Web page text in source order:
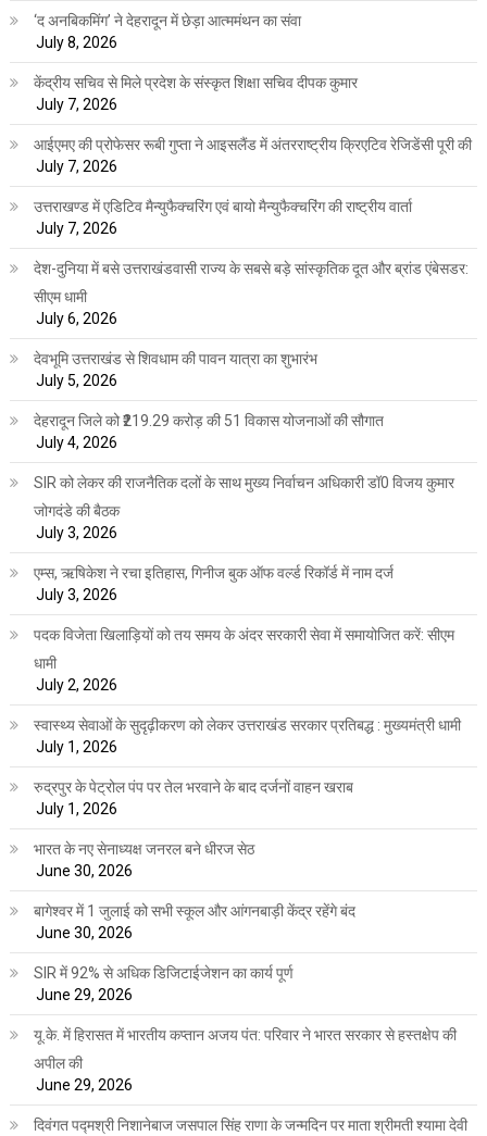
‘द अनबिकमिंग’ ने देहरादून में छेड़ा आत्ममंथन का संवा
July 8, 2026
केंद्रीय सचिव से मिले प्रदेश के संस्कृत शिक्षा सचिव दीपक कुमार
July 7, 2026
आईएमए की प्रोफेसर रूबी गुप्ता ने आइसलैंड में अंतरराष्ट्रीय क्रिएटिव रेजिडेंसी पूरी की
July 7, 2026
उत्तराखण्ड में एडिटिव मैन्युफैक्चरिंग एवं बायो मैन्युफैक्चरिंग की राष्ट्रीय वार्ता
July 7, 2026
देश-दुनिया में बसे उत्तराखंडवासी राज्य के सबसे बड़े सांस्कृतिक दूत और ब्रांड एंबेसडर:
सीएम धामी
July 6, 2026
देवभूमि उत्तराखंड से शिवधाम की पावन यात्रा का शुभारंभ
July 5, 2026
देहरादून जिले को ₹219.29 करोड़ की 51 विकास योजनाओं की सौगात
July 4, 2026
SIR को लेकर की राजनैतिक दलों के साथ मुख्य निर्वाचन अधिकारी डॉ0 विजय कुमार
जोगदंडे की बैठक
July 3, 2026
एम्स, ऋषिकेश ने रचा इतिहास, गिनीज बुक ऑफ वर्ल्ड रिकॉर्ड में नाम दर्ज
July 3, 2026
पदक विजेता खिलाड़ियों को तय समय के अंदर सरकारी सेवा में समायोजित करें: सीएम
धामी
July 2, 2026
स्वास्थ्य सेवाओं के सुदृढ़ीकरण को लेकर उत्तराखंड सरकार प्रतिबद्ध : मुख्यमंत्री धामी
July 1, 2026
रुद्रपुर के पेट्रोल पंप पर तेल भरवाने के बाद दर्जनों वाहन खराब
July 1, 2026
भारत के नए सेनाध्यक्ष जनरल बने धीरज सेठ
June 30, 2026
बागेश्वर में 1 जुलाई को सभी स्कूल और आंगनबाड़ी केंद्र रहेंगे बंद
June 30, 2026
SIR में 92% से अधिक डिजिटाईजेशन का कार्य पूर्ण
June 29, 2026
यू.के. में हिरासत में भारतीय कप्तान अजय पंत: परिवार ने भारत सरकार से हस्तक्षेप की
अपील की
June 29, 2026
दिवंगत पद्मश्री निशानेबाज जसपाल सिंह राणा के जन्मदिन पर माता श्रीमती श्यामा देवी